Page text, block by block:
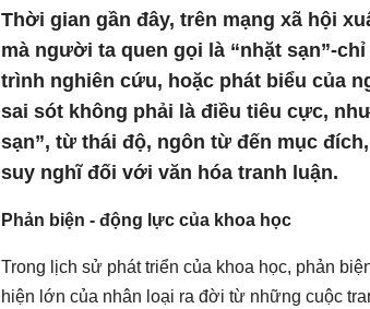
Thời gian gần đây, trên mạng xã hội
mà người ta quen gọi là “nhặt sạn”-
trình nghiên cứu, hoặc phát biểu của
sai sót không phải là điều tiêu cực,
sạn”, từ thái độ, ngôn từ đến mục
suy nghĩ đối với văn hóa tranh luận.
Phản biện - động lực của khoa học
Trong lịch sử phát triển của khoa học, phản
hiện lớn của nhân loại ra đời từ những cuộc